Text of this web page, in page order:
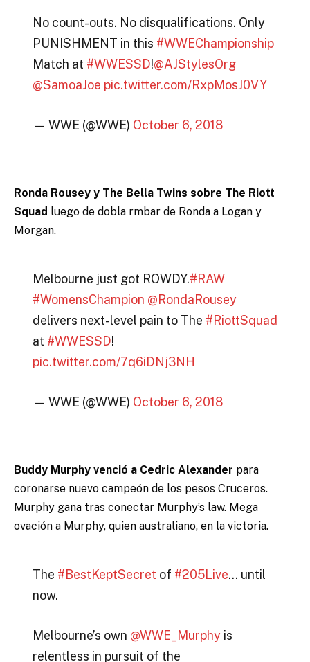
No count-outs. No disqualifications. Only
PUNISHMENT in this #WWEChampionship
Match at #WWESSD!@AJStylesOrg
@SamoaJoe pic.twitter.com/RxpMosJ0VY
— WWE (@WWE) October 6, 2018
Ronda Rousey y The Bella Twins sobre The Riott
Squad luego de dobla rmbar de Ronda a Logan y
Morgan.
Melbourne just got ROWDY.#RAW
#WomensChampion @RondaRousey
delivers next-level pain to The #RiottSquad
at #WWESSD!
pic.twitter.com/7q6iDNj3NH
— WWE (@WWE) October 6, 2018
Buddy Murphy venció a Cedric Alexander para
coronarse nuevo campeón de los pesos Cruceros.
Murphy gana tras conectar Murphy’s law. Mega
ovación a Murphy, quien australiano, en la victoria.
The #BestKeptSecret of #205Live… until
now.
Melbourne’s own @WWE_Murphy is
relentless in pursuit of the